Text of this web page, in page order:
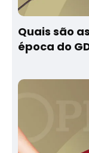
Quais são
época do